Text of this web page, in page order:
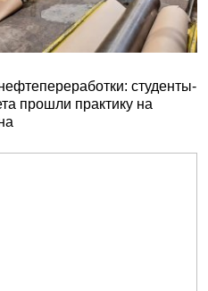
студенты-
прошли практику на